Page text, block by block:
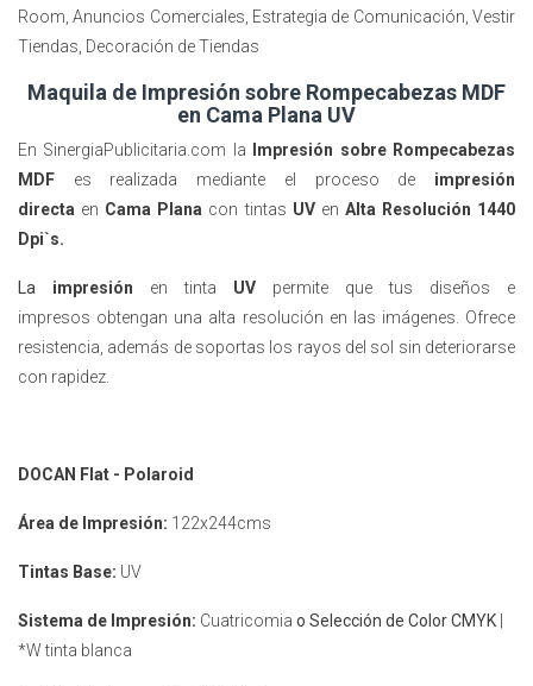
Room, Anuncios Comerciales, Estrategia de Comunicación, Vestir
Tiendas, Decoración de Tiendas
Maquila de Impresión sobre Rompecabezas MDF
en Cama Plana UV
En SinergiaPublicitaria.com la
Impresión sobre Rompecabezas
MDF es realizada mediante el proceso de impresión
directa en Cama Plana con tintas UVen Alta Resolución 1440
Dpi`s.
La impresión en tinta UV permite que tus diseños e
impresos obtengan una alta resolución en las imágenes. Ofrece
resistencia, además de soportas los rayos del sol sin deteriorarse
con rapidez.
DOCAN Flat - Polaroid
Área de Impresión: 122x244cms
Tintas Base: UV
Sistema de Impresión: Cuatricomia o Selección de Color CMYK
*W tinta blanca